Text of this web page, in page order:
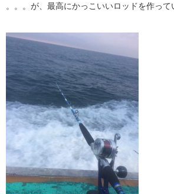
。。。が、最高にかっこいいロッドを作って